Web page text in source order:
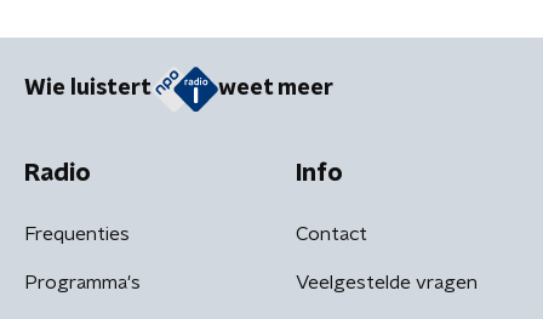
Wie luistert weet meer
Radio
Frequenties
Programma's
Info
Contact
Veelgestelde vragen